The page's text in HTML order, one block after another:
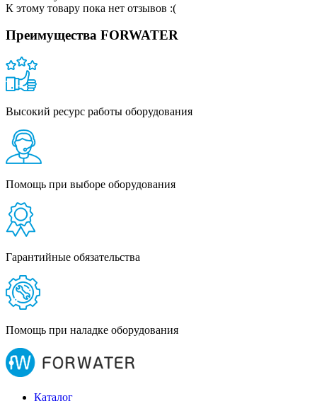
К этому товару пока нет отзывов :(
Преимущества FORWATER
Высокий ресурс работы оборудования
Помощь при выборе оборудования
Гарантийные обязательства
Помощь при наладке оборудования
Каталог